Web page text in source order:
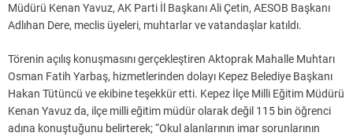
Müdürü Kenan Yavuz, AK Parti İl Başkanı Ali Çetin, AESOB Başkanı
Adlıhan Dere, meclis üyeleri, muhtarlar ve vatandaşlar katıldı.
Törenin açılış konuşmasını gerçekleştiren Aktoprak Mahalle Muhtarı
Osman Fatih Yarbaş, hizmetlerinden dolayı Kepez Belediye Başkanı
Hakan Tütüncü ve ekibine teşekkür etti. Kepez İlçe Milli Eğitim Müdürü
Kenan Yavuz da, ilçe milli eğitim müdür olarak değil 115 bin öğrenci
adına konuştuğunu belirterek; “Okul alanlarının imar sorunlarının